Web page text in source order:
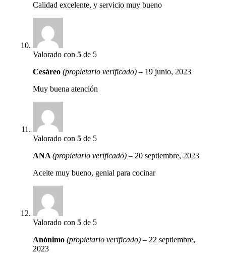
Calidad excelente, y servicio muy bueno
Valorado con5 de 5
Cesáreo(propietario verificado) – 19 junio, 2023
Muy buena atención
Valorado con5 de 5
ANA(propietario verificado) – 20 septiembre, 2023
Aceite muy bueno, genial para cocinar
Valorado con5 de 5
Anónimo(propietario verificado) – 22 septiembre,
2023